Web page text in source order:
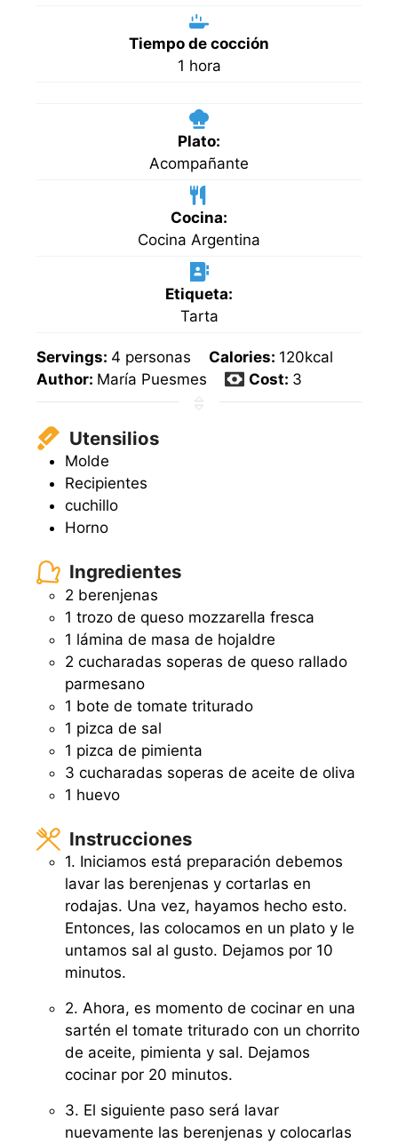
Tiempo de cocción
1 hora
hora
Plato:
Acompañante
Cocina:
Cocina Argentina
Etiqueta:
Tarta
Servings: 4 personas Calories: 120kcal
Author: María Puesmes Cost: 3
Utensilios
Molde
Recipientes
cuchillo
Horno
Ingredientes
2 berenjenas
1 trozo de queso mozzarella fresca
1 lámina de masa de hojaldre
2 cucharadas soperas de queso rallado
parmesano
1 bote de tomate triturado
1 pizca de sal
1 pizca de pimienta
3 cucharadas soperas de aceite de oliva
1 huevo
Instrucciones
1. Iniciamos está preparación debemos
lavar las berenjenas y cortarlas en
rodajas. Una vez, hayamos hecho esto.
Entonces, las colocamos en un plato y le
untamos sal al gusto. Dejamos por 10
minutos.
2. Ahora, es momento de cocinar en una
sartén el tomate triturado con un chorrito
de aceite, pimienta y sal. Dejamos
cocinar por 20 minutos.
3. El siguiente paso será lavar
nuevamente las berenjenas y colocarlas